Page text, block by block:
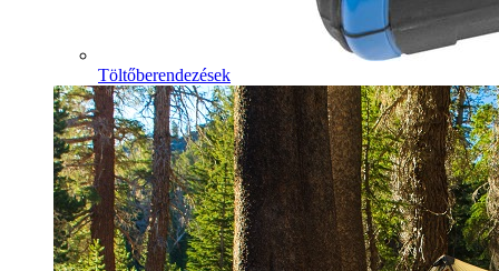
Töltőberendezések